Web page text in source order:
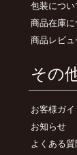
包装につい
商品在庫に
商品レビ
その
お客様ガイ
お知らせ
よくある質